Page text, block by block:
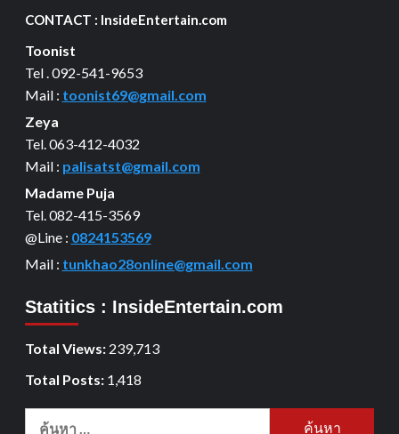
CONTACT : InsideEntertain.com
Toonist
Tel . 092-541-9653
Mail : toonist69@gmail.com
Zeya
Tel. 063-412-4032
Mail : palisatst@gmail.com
Madame Puja
Tel. 082-415-3569
@Line : 0824153569
Mail : tunkhao28online@gmail.com
Statitics : InsideEntertain.com
Total Views: 239,713
Total Posts: 1,418